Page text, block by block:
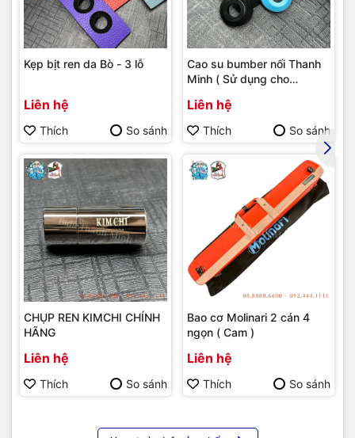
Kẹp bịt ren da Bò - 3 lỗ
Liên hệ
Thích So sánh
Cao su bumber nối Thanh
Minh ( Sử dụng cho
Liên hệ
Thích So sánh
CHỤP REN KIMCHI CHÍNH
HÃNG
Liên hệ
Thích So sánh
Bao cơ Molinari 2 cán 4
ngọn ( Cam )
Liên hệ
Thích So sánh